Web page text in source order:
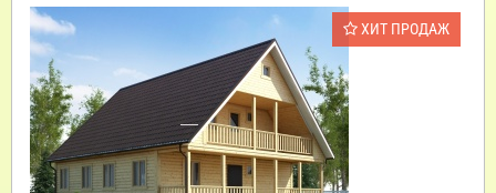
ХИТ ПРОДАЖ